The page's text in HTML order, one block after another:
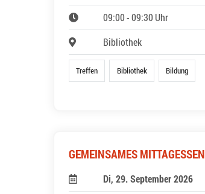
09:00 - 09:30 Uhr
Bibliothek
Treffen Bibliothek Bildung
GEMEINSAMES MITTAGESSEN
Di, 29. September 2026